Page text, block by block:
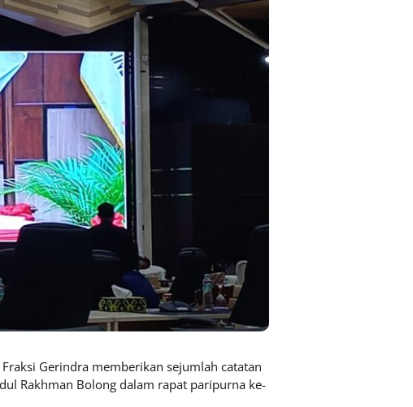
Gerindra memberikan sejumlah catatan
Rakhman Bolong dalam rapat paripurna ke-